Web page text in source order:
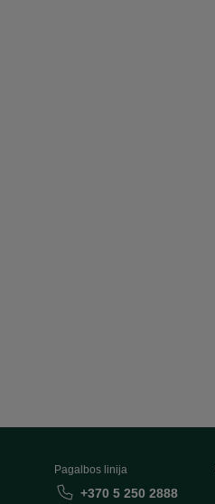
Pagalbos linija
+370 5 250 2888